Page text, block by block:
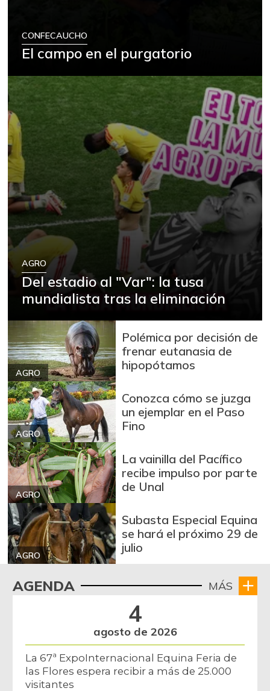
CONFECAUCHO
El campo en el purgatorio
AGRO
Del estadio al "Var": la tusa
mundialista tras la eliminación
AGRO
Polémica por decisión de
frenar eutanasia de
hipopótamos
AGRO
Conozca cómo se juzga
un ejemplar en el Paso
Fino
AGRO
La vainilla del Pacífico
recibe impulso por parte
de Unal
AGRO
Subasta Especial Equina
se hará el próximo 29 de
julio
AGENDA MÁS
4
agosto de 2026
La 67ª ExpoInternacional Equina Feria de
las Flores espera recibir a más de 25.000
visitantes